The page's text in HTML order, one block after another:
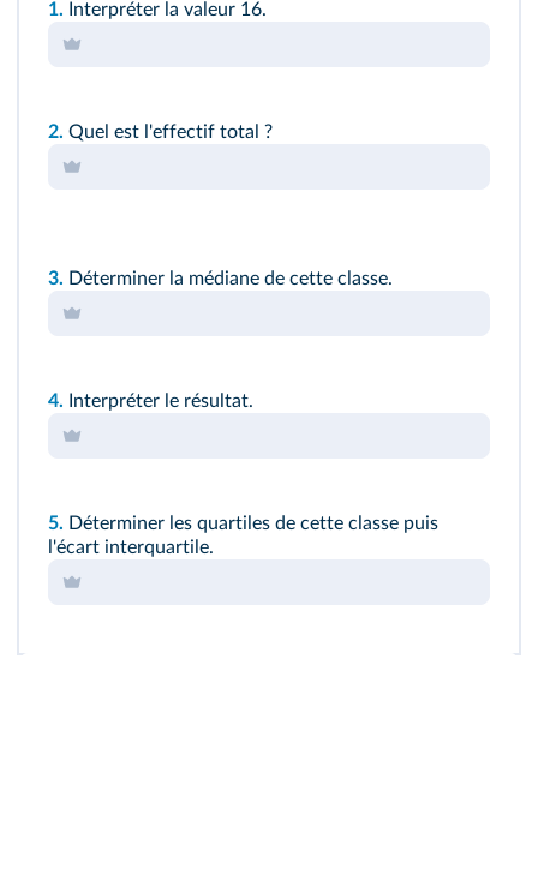
1. Interpréter la valeur 16.
2. Quel est l'effectif total ?
3. Déterminer la médiane de cette classe.
4. Interpréter le résultat.
5. Déterminer les quartiles de cette classe puis
l'écart interquartile.